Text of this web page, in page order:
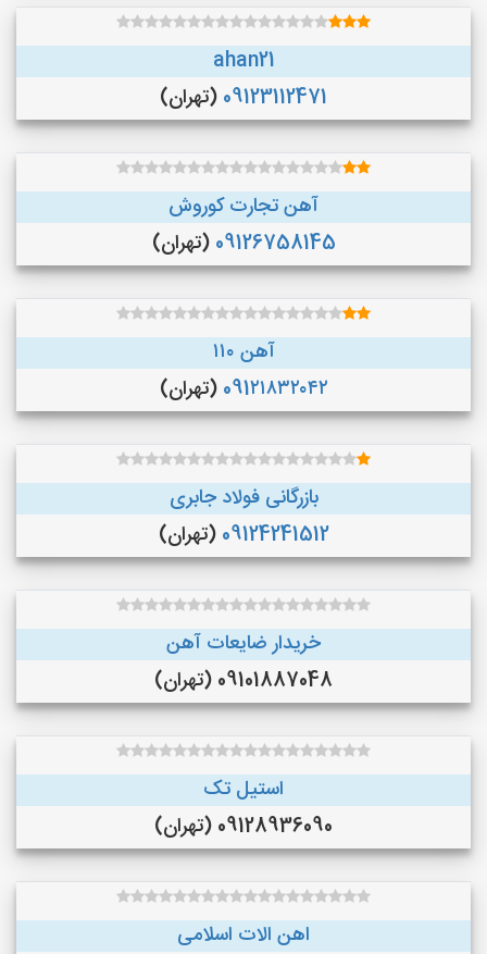
ahan21
09123112471 (تهران)
آهن تجارت کوروش
09126758145 (تهران)
آهن ۱۱۰
091۲۱۸۳۲۰۴۲ (تهران)
بازرگانی فولاد جابری
09124241512 (تهران)
خریدار ضایعات آهن
09101887048 (تهران)
استیل تک
09128936090 (تهران)
اهن الات اسلامی